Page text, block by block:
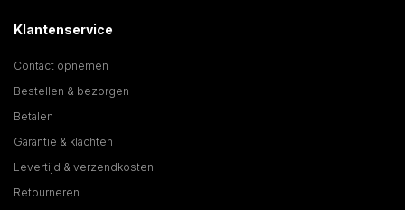
Klantenservice
Contact opnemen
Bestellen & bezorgen
Betalen
Garantie & klachten
Levertijd & verzendkosten
Retourneren